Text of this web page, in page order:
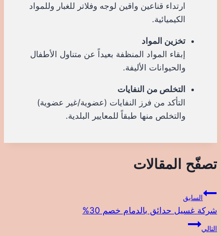
ارتداء قناعين واقين لوجه وفلاتر للغبار وللمواد
الكيميائية.
تخزين المواد
إبقاء المواد المنظفة بعيداً عن متناول الأطفال
والحيوانات الأليفة.
التخلص من النفايات
التأكد من فرز النفايات (عضوية/غير عضوية)
والتخلص منها طبقاً للمعايير البلدية.
تصفّح المقالات
السابق
شركة غسيل حدائق بالدمام خصم 30%
التالي